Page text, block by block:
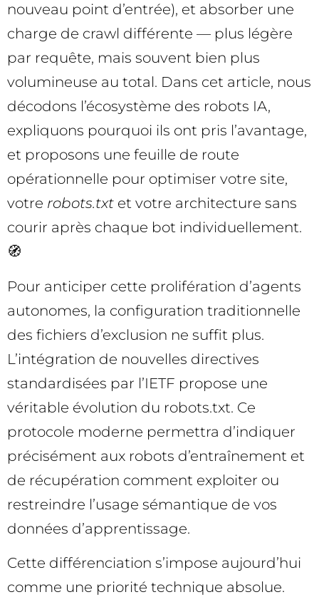
nouveau point d’entrée), et absorber une
charge de crawl différente — plus légère
par requête, mais souvent bien plus
volumineuse au total. Dans cet article, nous
décodons l’écosystème des robots IA,
expliquons pourquoi ils ont pris l’avantage,
et proposons une feuille de route
opérationnelle pour optimiser votre site,
votre robots.txt et votre architecture sans
courir après chaque bot individuellement.
🧭
Pour anticiper cette prolifération d’agents
autonomes, la configuration traditionnelle
des fichiers d’exclusion ne suffit plus.
L’intégration de nouvelles directives
standardisées par l’IETF propose une
véritable évolution du robots.txt. Ce
protocole moderne permettra d’indiquer
précisément aux robots d’entraînement et
de récupération comment exploiter ou
restreindre l’usage sémantique de vos
données d’apprentissage.
Cette différenciation s’impose aujourd’hui
comme une priorité technique absolue.